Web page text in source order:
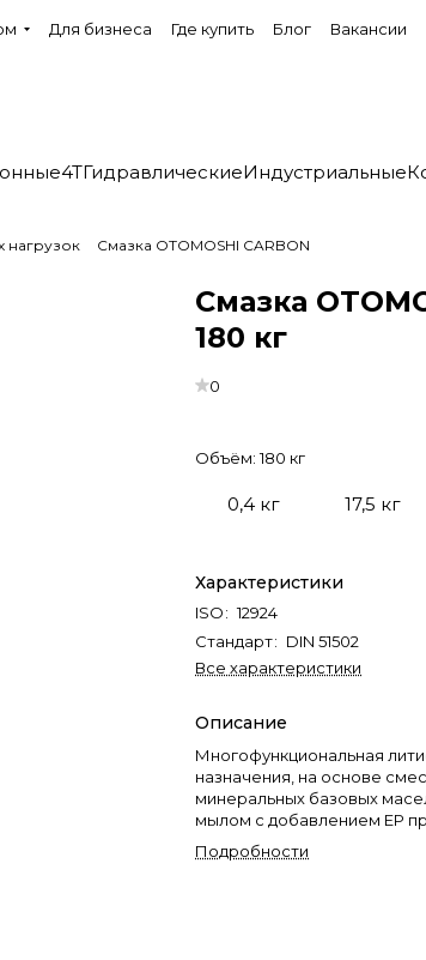
Для бизнеса Где купить Блог Вакансии
4TГидравлическиеИндустриальные
нагрузок Смазка OTOMOSHI CARBON
Смазка
180 кг
0
Объём:180 кг
0,4 кг 17,5 кг
Характеристики
ISO: 12924
Стандарт: DIN 51502
Все характеристики
Описание
Многофункциональная
назначения, на основе
минеральных базовых
мылом с добавлением ЕР
наполнителя (графита),
свойства.
Подробности